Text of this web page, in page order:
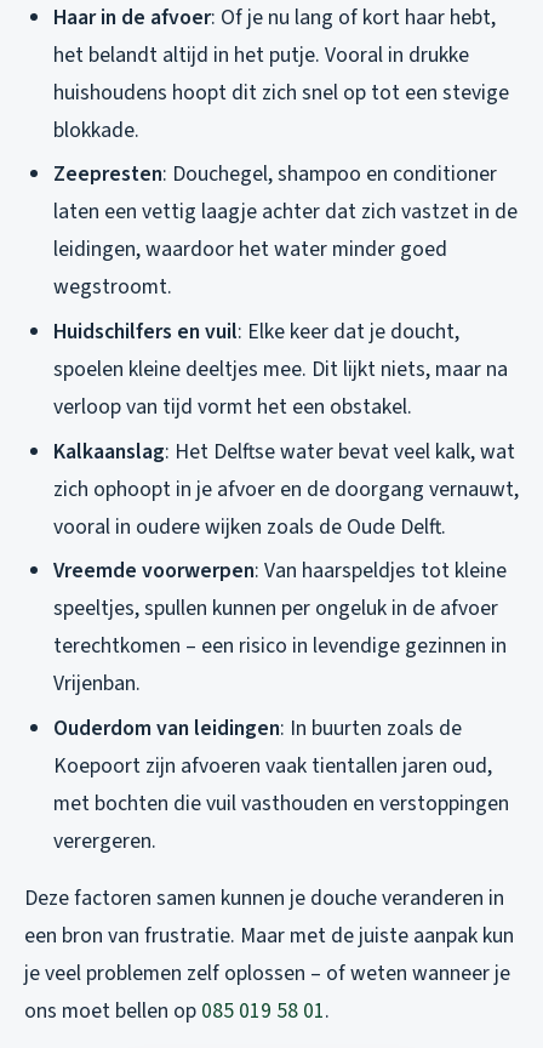
Haar in de afvoer: Of je nu lang of kort haar hebt,
het belandt altijd in het putje. Vooral in drukke
huishoudens hoopt dit zich snel op tot een stevige
blokkade.
Zeepresten: Douchegel, shampoo en conditioner
laten een vettig laagje achter dat zich vastzet in de
leidingen, waardoor het water minder goed
wegstroomt.
Huidschilfers en vuil: Elke keer dat je doucht,
spoelen kleine deeltjes mee. Dit lijkt niets, maar na
verloop van tijd vormt het een obstakel.
Kalkaanslag: Het Delftse water bevat veel kalk, wat
zich ophoopt in je afvoer en de doorgang vernauwt,
vooral in oudere wijken zoals de Oude Delft.
Vreemde voorwerpen: Van haarspeldjes tot kleine
speeltjes, spullen kunnen per ongeluk in de afvoer
terechtkomen – een risico in levendige gezinnen in
Vrijenban.
Ouderdom van leidingen: In buurten zoals de
Koepoort zijn afvoeren vaak tientallen jaren oud,
met bochten die vuil vasthouden en verstoppingen
verergeren.
Deze factoren samen kunnen je douche veranderen in
een bron van frustratie. Maar met de juiste aanpak kun
je veel problemen zelf oplossen – of weten wanneer je
ons moet bellen op 085 019 58 01.